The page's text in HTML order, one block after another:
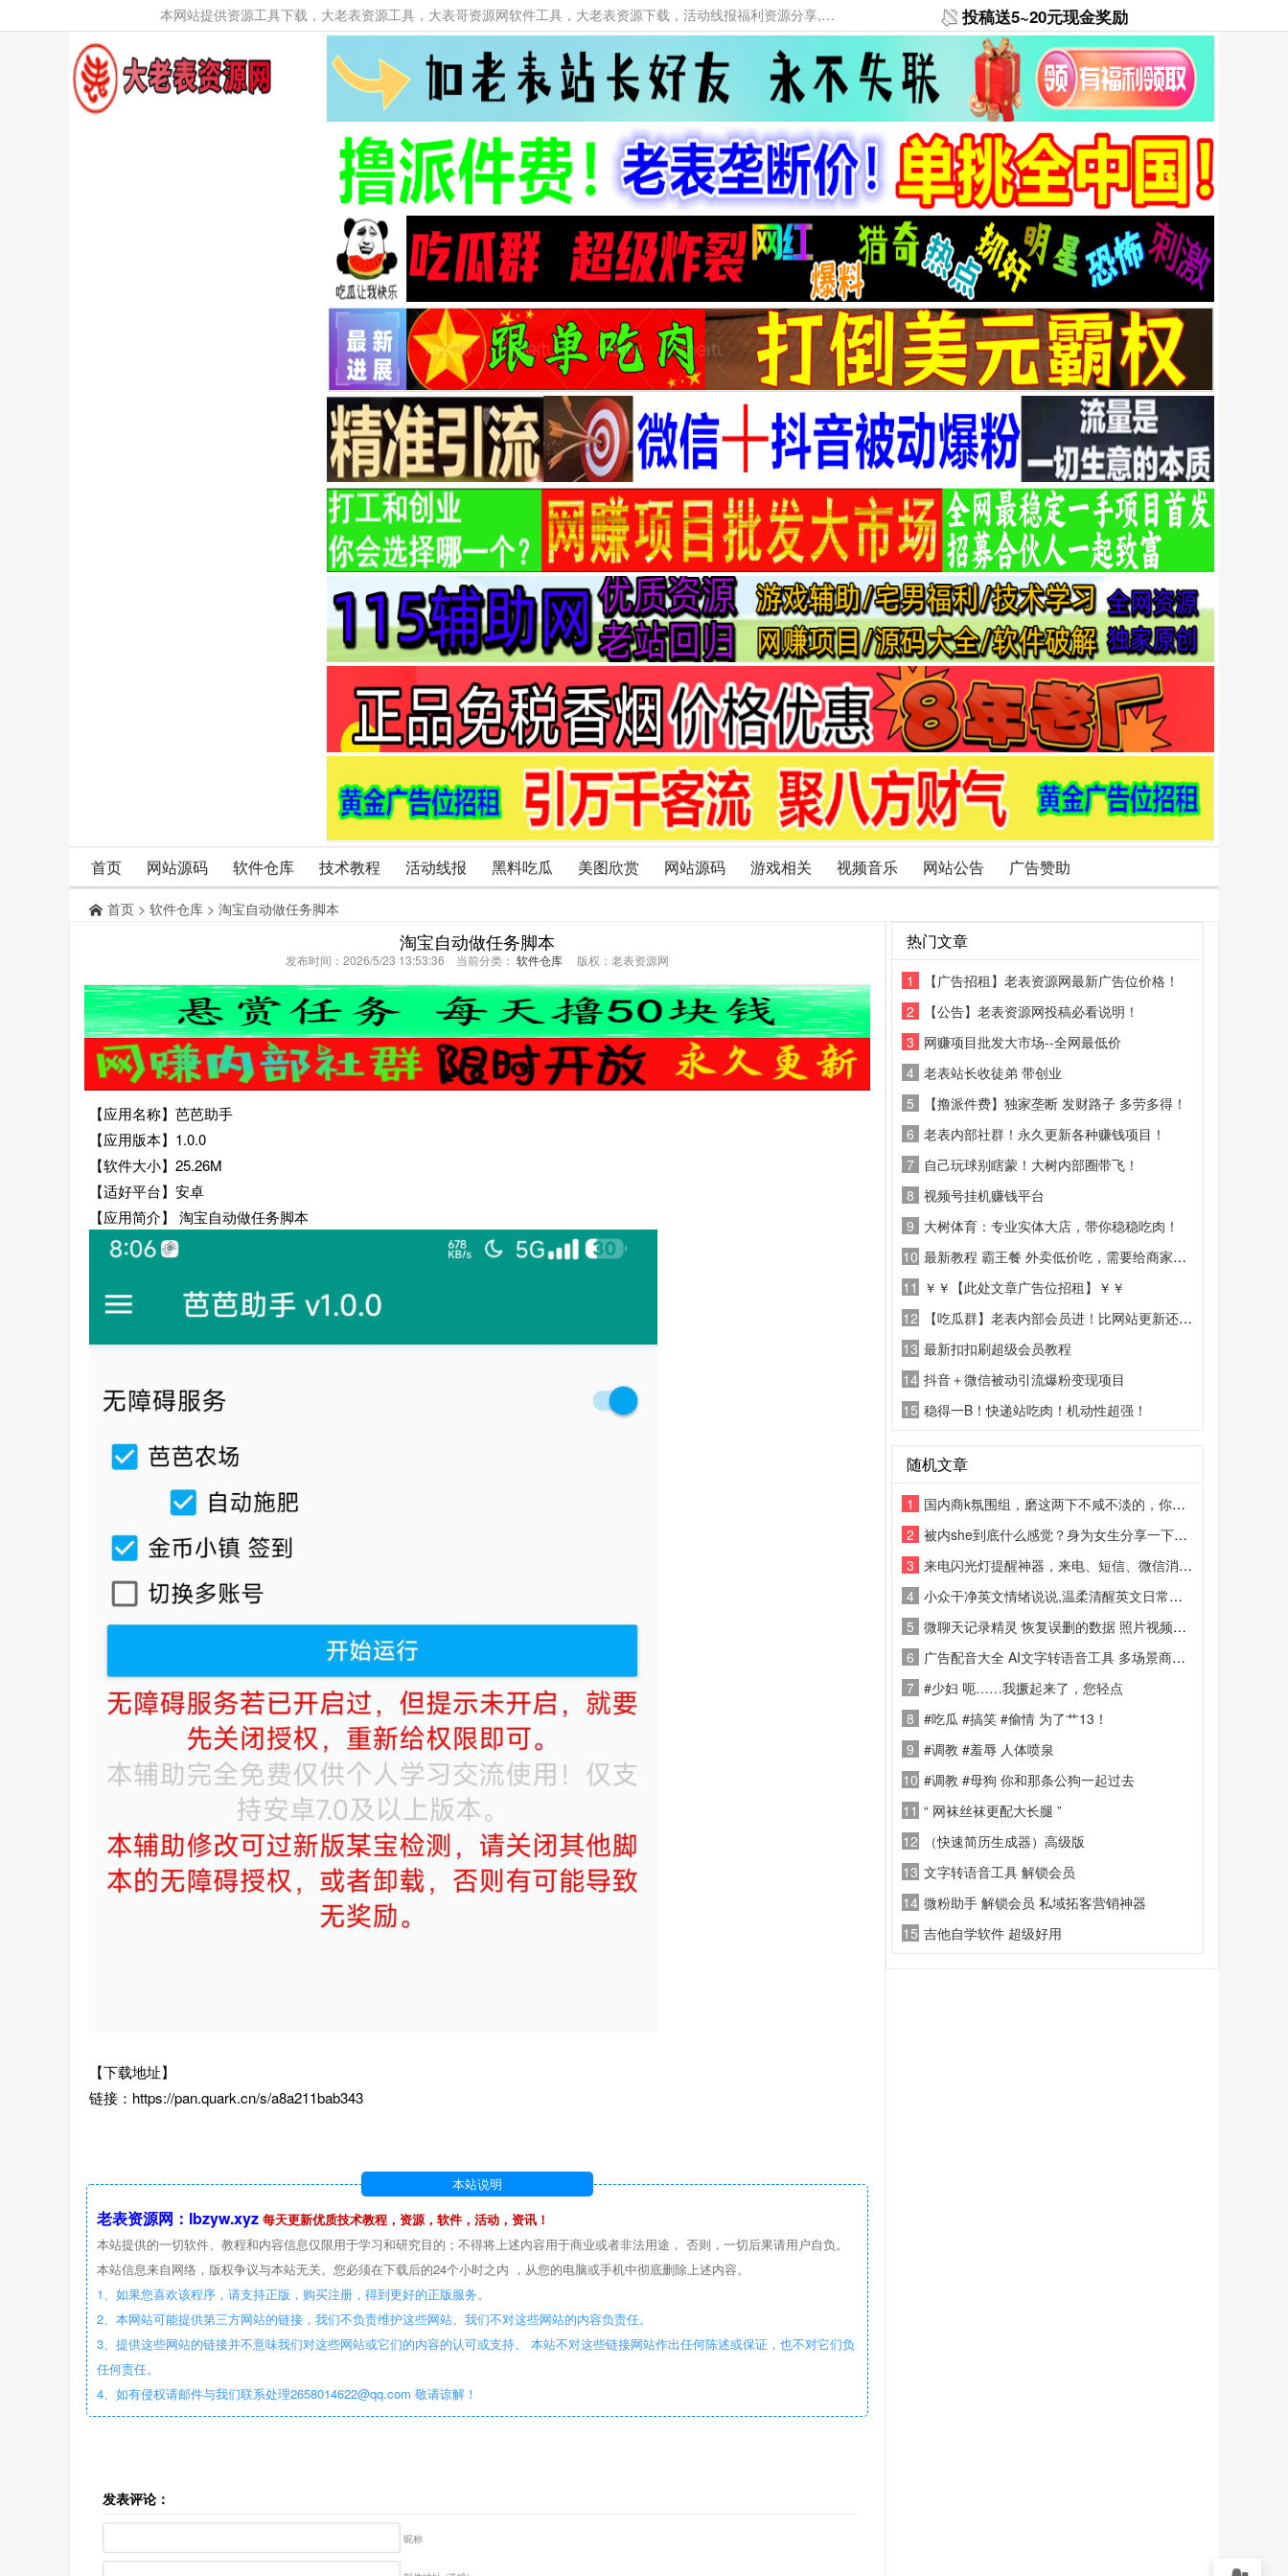
本网站提供资源工具下载，大老表资源工具，大表哥资源网软件工具，大老表资源下载，活动线报福利资源分享,活动线报，大型网游经典游戏，网络热门技术游戏辅助交流与分享。 投稿送5~20元现金奖励
首页 网站源码 软件仓库 技术教程 活动线报 黑料吃瓜 美图欣赏 网站源码 游戏相关 视频音乐 网站公告 广告赞助
首页 > 软件仓库 > 淘宝自动做任务脚本
淘宝自动做任务脚本
发布时间：2026/5/23 13:53:36 当前分类： 软件仓库 版权：老表资源网
【应用名称】芭芭助手
【应用版本】1.0.0
【软件大小】25.26M
【适好平台】安卓
【应用简介】 淘宝自动做任务脚本
【下载地址】
链接：https://pan.quark.cn/s/a8a211bab343
本站说明
老表资源网：lbzyw.xyz 每天更新优质技术教程，资源，软件，活动，资讯！
本站提供的一切软件、教程和内容信息仅限用于学习和研究目的；不得将上述内容用于商业或者非法用途， 否则，一切后果请用户自负。
本站信息来自网络，版权争议与本站无关。您必须在下载后的24个小时之内 ，从您的电脑或手机中彻底删除上述内容。
1、如果您喜欢该程序，请支持正版，购买注册，得到更好的正版服务。
2、本网站可能提供第三方网站的链接，我们不负责维护这些网站。我们不对这些网站的内容负责任。
3、提供这些网站的链接并不意味我们对这些网站或它们的内容的认可或支持。 本站不对这些链接网站作出任何陈述或保证，也不对它们负
任何责任。
4、如有侵权请邮件与我们联系处理2658014622@qq.com 敬请谅解！
发表评论：
昵称
热门文章
1
【广告招租】老表资源网最新广告位价格！
2
【公告】老表资源网投稿必看说明！
3 网赚项目批发大市场--全网最低价
4 老表站长收徒弟 带创业
5
【撸派件费】独家垄断 发财路子 多劳多得！
6 老表内部社群！永久更新各种赚钱项目！
7 自己玩球别瞎蒙！大树内部圈带飞！
8 视频号挂机赚钱平台
9 大树体育：专业实体大店，带你稳稳吃肉！
10 最新教程 霸王餐 外卖低价吃，需要给商家好评
11 ￥￥【此处文章广告位招租】￥￥
12
【吃瓜群】老表内部会员进！比网站更新还精彩！
13 最新扣扣刷超级会员教程
14 抖音＋微信被动引流爆粉变现项目
15 稳得一B！快递站吃肉！机动性超强！
随机文章
1
国内商k氛围组，磨这两下不咸不淡的，你学学人家发达国家的先进经验！
2 被内she到底什么感觉？身为女生分享一下本人真实感受
3 来电闪光灯提醒神器，来电、短信、微信消息全都能触发LED闪光灯闪烁
4 小众干净英文情绪说说,温柔清醒英文日常配文
5 微聊天记录精灵 恢复误删的数据 照片视频信息等，截图可看具体功能
6 广告配音大全 AI文字转语音工具 多场景商用配音软件
7 #少妇 呃……我撅起来了，您轻点
8 #吃瓜 #搞笑 #偷情 为了艹13！
9 #调教 #羞辱 人体喷泉
10 #调教 #母狗 你和那条公狗一起过去
11 “ 网袜丝袜更配大长腿 ”
12
（快速简历生成器）高级版
13 文字转语音工具 解锁会员
14 微粉助手 解锁会员 私域拓客营销神器
15 吉他自学软件 超级好用